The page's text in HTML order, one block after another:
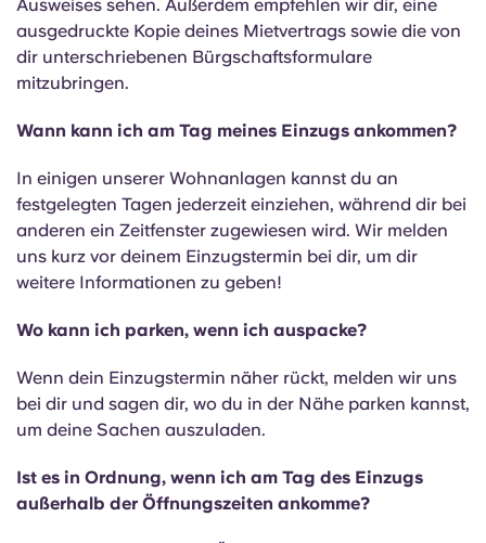
Ausweises sehen. Außerdem empfehlen wir dir, eine
ausgedruckte Kopie deines Mietvertrags sowie die von
dir unterschriebenen Bürgschaftsformulare
mitzubringen.
Wann kann ich am Tag meines Einzugs ankommen?
In einigen unserer Wohnanlagen kannst du an
festgelegten Tagen jederzeit einziehen, während dir bei
anderen ein Zeitfenster zugewiesen wird. Wir melden
uns kurz vor deinem Einzugstermin bei dir, um dir
weitere Informationen zu geben!
Wo kann ich parken, wenn ich auspacke?
Wenn dein Einzugstermin näher rückt, melden wir uns
bei dir und sagen dir, wo du in der Nähe parken kannst,
um deine Sachen auszuladen.
Ist es in Ordnung, wenn ich am Tag des Einzugs
außerhalb der Öffnungszeiten ankomme?